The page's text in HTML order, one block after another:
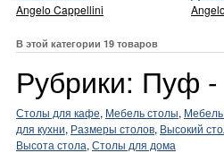
Angelo Cappellini
В этой категории 19 товаров
Рубрики: Пуф -
Столы для кафе, Мебель столы, Мебель
для кухни, Размеры столов, Высокий
Высота стола, Столы для дома